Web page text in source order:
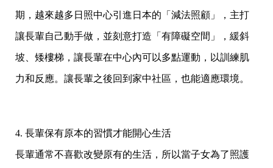
期，越來越多日照中心引進日本的「減法照顧」，主打
讓長輩自己動手做，並刻意打造「有障礙空間」，緩斜
坡、矮樓梯，讓長輩在中心內可以多點運動，以訓練肌
力和反應。讓長輩之後回到家中社區，也能適應環境。
4. 長輩保有原本的習慣才能開心生活
長輩通常不喜歡改變原有的生活，所以當子女為了照護